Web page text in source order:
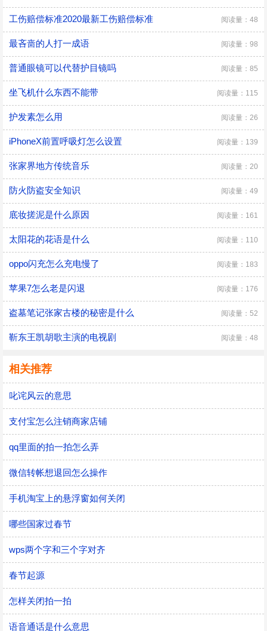
工伤赔偿标准2020最新工伤赔偿标准 阅读量：48
最吝啬的人打一成语 阅读量：98
普通眼镜可以代替护目镜吗 阅读量：85
坐飞机什么东西不能带 阅读量：115
护发素怎么用 阅读量：26
iPhoneX前置呼吸灯怎么设置 阅读量：139
张家界地方传统音乐 阅读量：20
防火防盗安全知识 阅读量：49
底妆搓泥是什么原因 阅读量：161
太阳花的花语是什么 阅读量：110
oppo闪充怎么充电慢了 阅读量：183
苹果7怎么老是闪退 阅读量：176
盗墓笔记张家古楼的秘密是什么 阅读量：52
靳东王凯胡歌主演的电视剧 阅读量：48
相关推荐
叱诧风云的意思
支付宝怎么注销商家店铺
qq里面的拍一拍怎么弄
微信转帐想退回怎么操作
手机淘宝上的悬浮窗如何关闭
哪些国家过春节
wps两个字和三个字对齐
春节起源
怎样关闭拍一拍
语音通话是什么意思